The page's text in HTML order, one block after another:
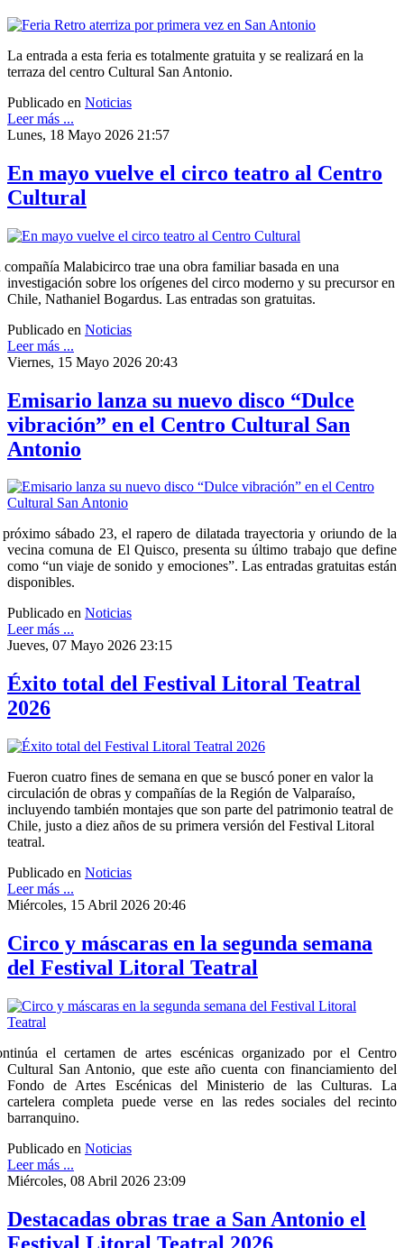
La entrada a esta feria es totalmente gratuita y se realizará en la
terraza del centro Cultural San Antonio.
Publicado en Noticias
Leer más ...
Lunes, 18 Mayo 2026 21:57
En mayo vuelve el circo teatro al Centro
Cultural
compañía Malabicirco trae una obra familiar basada en una
investigación sobre los orígenes del circo moderno y su precursor en
Chile, Nathaniel Bogardus. Las entradas son gratuitas.
Publicado en Noticias
Leer más ...
Viernes, 15 Mayo 2026 20:43
Emisario lanza su nuevo disco “Dulce
vibración” en el Centro Cultural San
Antonio
sábado 23, el rapero de dilatada trayectoria y oriundo de la
vecina comuna de El Quisco, presenta su último trabajo que define
como “un viaje de sonido y emociones”. Las entradas gratuitas están
disponibles.
Publicado en Noticias
Leer más ...
Jueves, 07 Mayo 2026 23:15
Éxito total del Festival Litoral Teatral
2026
Fueron cuatro fines de semana en que se buscó poner en valor la
circulación de obras y compañías de la Región de Valparaíso,
incluyendo también montajes que son parte del patrimonio teatral de
Chile, justo a diez años de su primera versión del Festival Litoral
teatral.
Publicado en Noticias
Leer más ...
Miércoles, 15 Abril 2026 20:46
Circo y máscaras en la segunda semana
del Festival Litoral Teatral
el certamen de artes escénicas organizado por el Centro
Cultural San Antonio, que este año cuenta con financiamiento del
Fondo de Artes Escénicas del Ministerio de las Culturas. La
cartelera completa puede verse en las redes sociales del recinto
barranquino.
Publicado en Noticias
Leer más ...
Miércoles, 08 Abril 2026 23:09
Destacadas obras trae a San Antonio el